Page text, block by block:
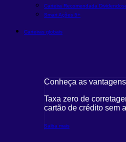
Carteira Recomendada Dividendos
Smart Ações 5+
Carteiras globais
Conheça as
Taxa zero de
cartão de crédito sem
Saiba mais